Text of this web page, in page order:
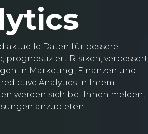
aktuelle Daten für bessere
prognostiziert Risiken, verbessert
in Marketing, Finanzen und
Analytics in Ihrem
werden sich bei Ihnen melden,
anzubieten.